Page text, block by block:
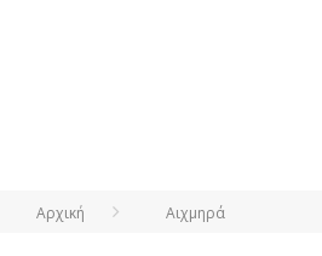
Αρχική Αιχμηρά